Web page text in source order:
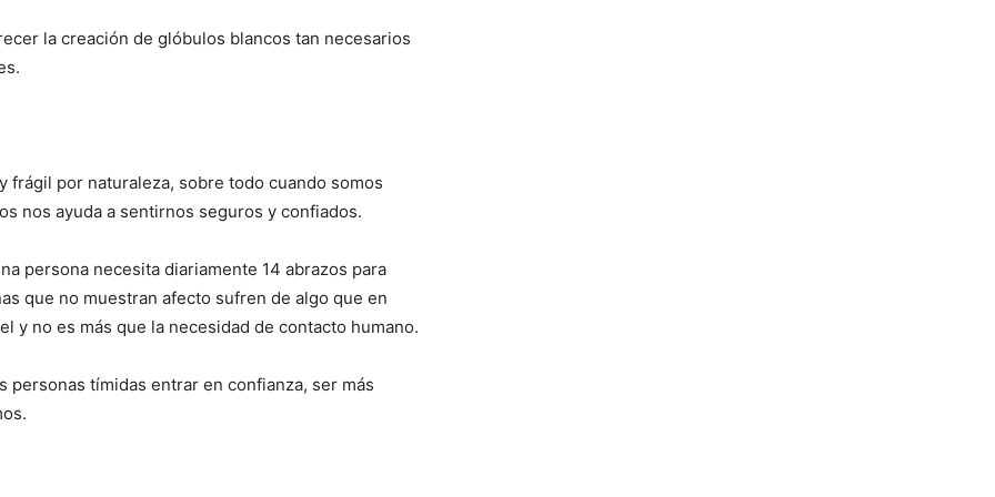
la creación de glóbulos blancos tan necesarios
frágil por naturaleza, sobre todo cuando somos
nos ayuda a sentirnos seguros y confiados.
persona necesita diariamente 14 abrazos para
que no muestran afecto sufren de algo que en
y no es más que la necesidad de contacto humano.
personas tímidas entrar en confianza, ser más